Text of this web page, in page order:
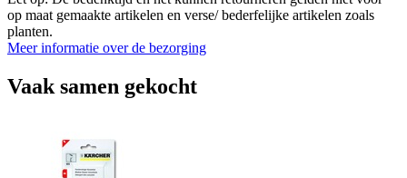
op maat gemaakte artikelen en verse/ bederfelijke artikelen zoals
planten.
Meer informatie over de bezorging
Vaak samen gekocht